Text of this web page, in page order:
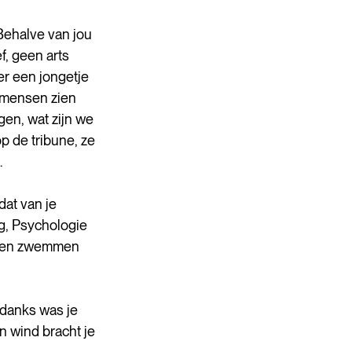
van jou
geen arts
een jongetje
zien
wat zijn we
de tribune, ze
van je
Psychologie
zwemmen
was je
wind bracht je